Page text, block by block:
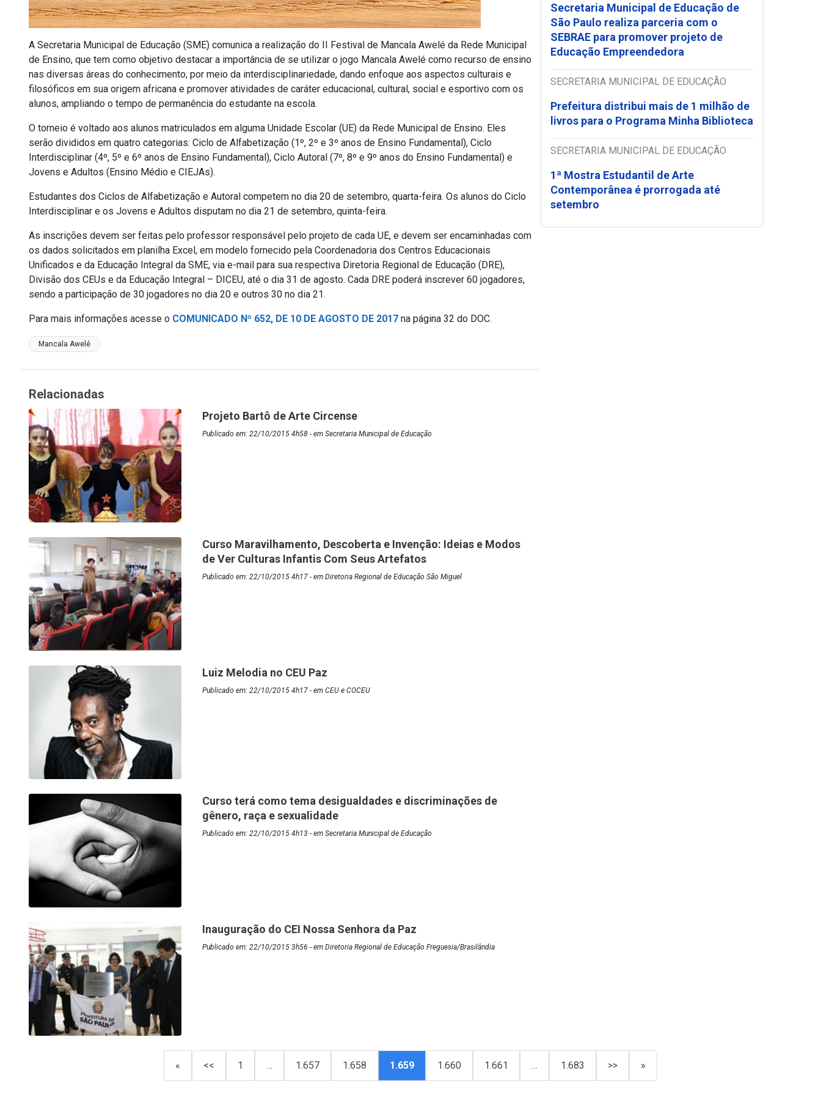
A Secretaria Municipal de Educação (SME) comunica a realização do II Festival de Mancala Awelé da Rede Municipal
de Ensino, que tem como objetivo destacar a importância de se utilizar o jogo Mancala Awelé como recurso de ensino
nas diversas áreas do conhecimento, por meio da interdisciplinariedade, dando enfoque aos aspectos culturais e
filosóficos em sua origem africana e promover atividades de caráter educacional, cultural, social e esportivo com os
alunos, ampliando o tempo de permanência do estudante na escola.
O torneio é voltado aos alunos matriculados em alguma Unidade Escolar (UE) da Rede Municipal de Ensino. Eles
serão divididos em quatro categorias: Ciclo de Alfabetização (1º, 2º e 3º anos de Ensino Fundamental), Ciclo
Interdisciplinar (4º, 5º e 6º anos de Ensino Fundamental), Ciclo Autoral (7º, 8º e 9º anos do Ensino Fundamental) e
Jovens e Adultos (Ensino Médio e CIEJAs).
Estudantes dos Ciclos de Alfabetização e Autoral competem no dia 20 de setembro, quarta-feira. Os alunos do Ciclo
Interdisciplinar e os Jovens e Adultos disputam no dia 21 de setembro, quinta-feira.
As inscrições devem ser feitas pelo professor responsável pelo projeto de cada UE, e devem ser encaminhadas com
os dados solicitados em planilha Excel, em modelo fornecido pela Coordenadoria dos Centros Educacionais
Unificados e da Educação Integral da SME, via e-mail para sua respectiva Diretoria Regional de Educação (DRE),
Divisão dos CEUs e da Educação Integral – DICEU, até o dia 31 de agosto. Cada DRE poderá inscrever 60 jogadores,
sendo a participação de 30 jogadores no dia 20 e outros 30 no dia 21.
Para mais informações acesse o COMUNICADO Nº 652, DE 10 DE AGOSTO DE 2017 na página 32 do DOC.
Mancala Awelé
Secretaria Municipal de Educação de
São Paulo realiza parceria com o
SEBRAE para promover projeto de
Educação Empreendedora
SECRETARIA MUNICIPAL DE EDUCAÇÃO
Prefeitura distribui mais de 1 milhão de
livros para o Programa Minha Biblioteca
SECRETARIA MUNICIPAL DE EDUCAÇÃO
1ª Mostra Estudantil de Arte
Contemporânea é prorrogada até
setembro
Relacionadas
Projeto Bartô de Arte Circense
Publicado em: 22/10/2015 4h58 - em Secretaria Municipal de Educação
Curso Maravilhamento, Descoberta e Invenção: Ideias e Modos
de Ver Culturas Infantis Com Seus Artefatos
Publicado em: 22/10/2015 4h17 - em Diretoria Regional de Educação São Miguel
Luiz Melodia no CEU Paz
Publicado em: 22/10/2015 4h17 - em CEU e COCEU
Curso terá como tema desigualdades e discriminações de
gênero, raça e sexualidade
Publicado em: 22/10/2015 4h13 - em Secretaria Municipal de Educação
Inauguração do CEI Nossa Senhora da Paz
Publicado em: 22/10/2015 3h56 - em Diretoria Regional de Educação Freguesia/Brasilândia
« << 1 … 1.657 1.658 1.659 1.660 1.661 … 1.683 >> »